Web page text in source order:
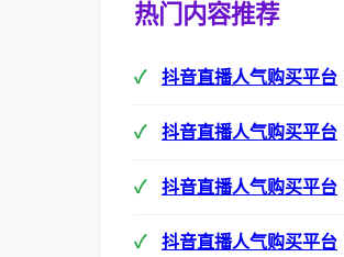
热门内容推荐
抖音直播人气购买平台
抖音直播人气购买平台
抖音直播人气购买平台
抖音直播人气购买平台